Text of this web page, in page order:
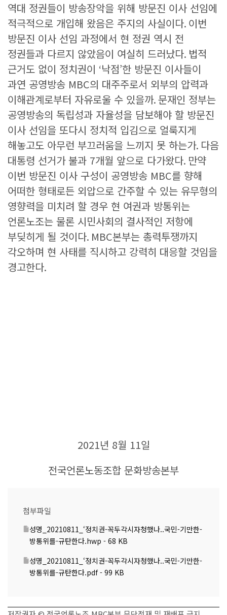
역대 정권들이 방송장악을 위해 방문진 이사 선임에
적극적으로 개입해 왔음은 주지의 사실이다. 이번
방문진 이사 선임 과정에서 현 정권 역시 전
정권들과 다르지 않았음이 여실히 드러났다. 법적
근거도 없이 정치권이 ‘낙점’한 방문진 이사들이
과연 공영방송 MBC의 대주주로서 외부의 압력과
이해관계로부터 자유로울 수 있을까.문재인 정부는
공영방송의 독립성과 자율성을 담보해야 할 방문진
이사 선임을 또다시 정치적 입김으로 얼룩지게
해놓고도 아무런 부끄러움을 느끼지 못 하는가. 다음
대통령 선거가 불과 7개월 앞으로 다가왔다. 만약
이번 방문진 이사 구성이 공영방송 MBC를 향해
어떠한 형태로든 외압으로 간주할 수 있는 유무형의
영향력을 미치려 할 경우 현 여권과 방통위는
언론노조는 물론 시민사회의 결사적인 저항에
부딪히게 될 것이다. MBC본부는 총력투쟁까지
각오하며 현 사태를 직시하고 강력히 대응할 것임을
경고한다.
2021년 8월 11일
전국언론노동조합 문화방송본부
첨부파일
성명_20210811_‘정치권-꼭두각시자청했나..국민-기만한-
방통위를-규탄한다.hwp - 68 KB
성명_20210811_‘정치권-꼭두각시자청했나..국민-기만한-
방통위를-규탄한다.pdf - 99 KB